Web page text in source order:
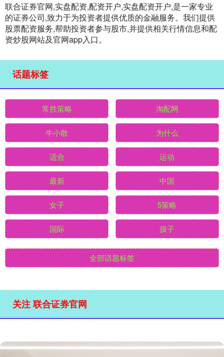
联合证券官网,实盘配资,配资开户,实盘配资开户,是一家专业
的证券公司,致力于为投资者提供优质的金融服务。我们提供
股票配资服务,帮助投资者参与股市,并提供相关行情信息和配
资炒股网站及官网app入口。
话题标签
常胜策略 淘配网
牛小散 为什么
适合 运动
最新 中国
女子 5策略
国际 孩子
全部话题标签
关注 联合证券官网